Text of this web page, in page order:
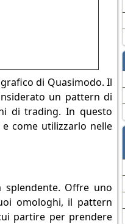
di Quasimodo. Il
un pattern di
di trading. In questo
come utilizzarlo nelle
Offre uno
omologhi, il pattern
partire per prendere